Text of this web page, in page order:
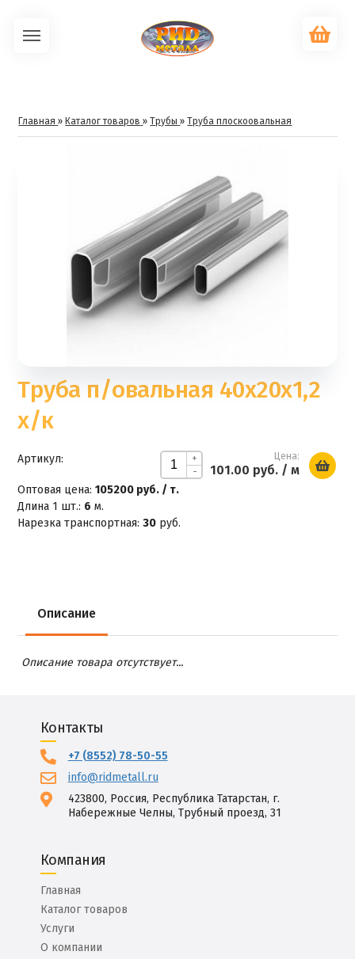
Главная » Каталог товаров »Трубы »Труба плоскоовальная
Труба п/овальная 40х20х1,2
х/к
+
-
Цена:
101.00 руб./ м
Артикул:
Оптовая цена: 105200 руб. / т.
Длина 1 шт.: 6 м.
Нарезка транспортная: 30 руб.
Описание
Описание товара отсутствует...
Контакты
+7 (8552) 78-50-55
info@ridmetall.ru
423800, Россия, Республика Татарстан, г.
Набережные Челны, Трубный проезд, 31
Компания
Главная
Каталог товаров
Услуги
О компании